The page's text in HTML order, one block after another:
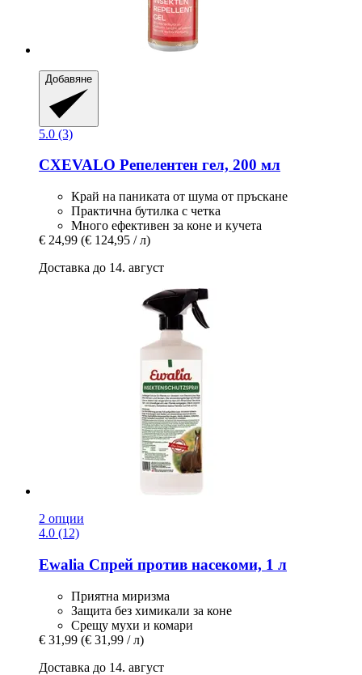
Добавяне
5.0 (3)
CXEVALO Репелентен гел, 200 мл
Край на паниката от шума от пръскане
Практична бутилка с четка
Много ефективен за коне и кучета
€ 24,99 (€ 124,95 / л)
Доставка до 14. август
2 опции
4.0 (12)
Ewalia Спрей против насекоми, 1 л
Приятна миризма
Защита без химикали за коне
Срещу мухи и комари
€ 31,99 (€ 31,99 / л)
Доставка до 14. август